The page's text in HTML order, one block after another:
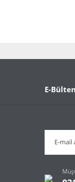
formunu kullanarak
E-